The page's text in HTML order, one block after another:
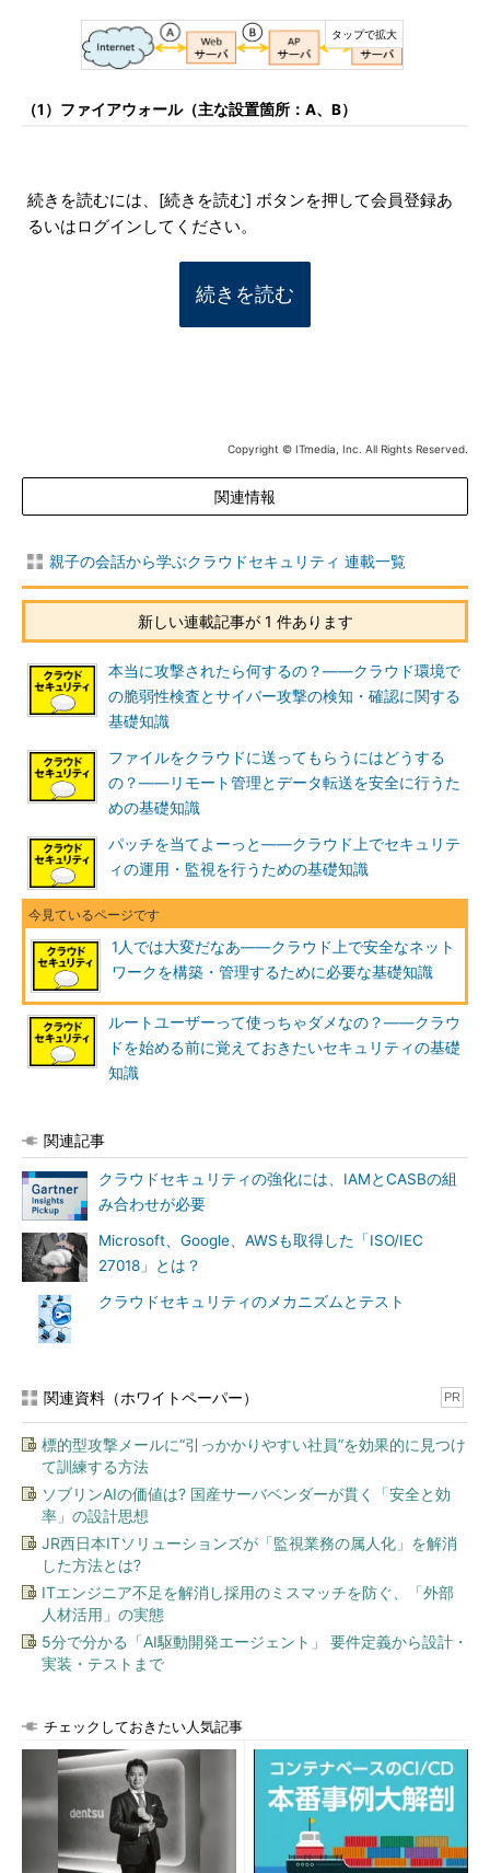
（1）ファイアウォール（主な設置箇所：A、B）
続きを読むには、[続きを読む] ボタンを押して会員登録あ
るいはログインしてください。
続きを読む
Copyright © ITmedia, Inc. All Rights Reserved.
関連情報
親子の会話から学ぶクラウドセキュリティ 連載一覧
新しい連載記事が 1 件あります
本当に攻撃されたら何するの？――クラウド環境で
の脆弱性検査とサイバー攻撃の検知・確認に関する
基礎知識
ファイルをクラウドに送ってもらうにはどうする
の？――リモート管理とデータ転送を安全に行うた
めの基礎知識
パッチを当てよーっと――クラウド上でセキュリテ
ィの運用・監視を行うための基礎知識
1人では大変だなあ――クラウド上で安全なネット
ワークを構築・管理するために必要な基礎知識
ルートユーザーって使っちゃダメなの？――クラウ
ドを始める前に覚えておきたいセキュリティの基礎
知識
関連記事
クラウドセキュリティの強化には、IAMとCASBの組
み合わせが必要
Microsoft、Google、AWSも取得した「ISO/IEC
27018」とは？
クラウドセキュリティのメカニズムとテスト
関連資料（ホワイトペーパー） PR
標的型攻撃メールに“引っかかりやすい社員”を効果的に見つけ
て訓練する方法
ソブリンAIの価値は? 国産サーバベンダーが貫く「安全と効
率」の設計思想
JR西日本ITソリューションズが「監視業務の属人化」を解消
した方法とは?
ITエンジニア不足を解消し採用のミスマッチを防ぐ、「外部
人材活用」の実態
5分で分かる「AI駆動開発エージェント」 要件定義から設計・
実装・テストまで
チェックしておきたい人気記事